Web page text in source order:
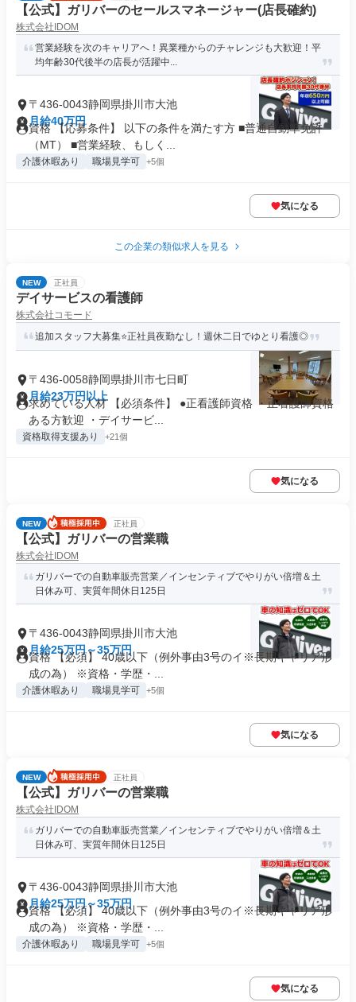
【公式】ガリバーのセールスマネージャー(店長確約)
株式会社IDOM
営業経験を次のキャリアへ！異業種からのチャレンジも大歓迎！平
均年齢30代後半の店長が活躍中...
〒436-0043静岡県掛川市大池
月給40万円
資格 【応募条件】 以下の条件を満たす方 ■普通自動車免許
（MT） ■営業経験、もしく...
介護休暇あり 職場見学可 +5個
気になる
この企業の類似求人を見る
NEW 正社員
デイサービスの看護師
株式会社コモード
追加スタッフ大募集⭐正社員夜勤なし！週休二日でゆとり看護◎
〒436-0058静岡県掛川市七日町
月給23万円以上
求めている人材 【必須条件】 ●正看護師資格 ・正看護師資格
ある方歓迎 ・デイサービ...
資格取得支援あり +21個
気になる
NEW 正社員
【公式】ガリバーの営業職
株式会社IDOM
ガリバーでの自動車販売営業／インセンティブでやりがい倍増＆土
日休み可、実質年間休日125日
〒436-0043静岡県掛川市大池
月給25万円～35万円
資格 【必須】 40歳以下（例外事由3号のイ※長期キャリア形
成の為） ※資格・学歴・...
介護休暇あり 職場見学可 +5個
気になる
NEW 正社員
【公式】ガリバーの営業職
株式会社IDOM
ガリバーでの自動車販売営業／インセンティブでやりがい倍増＆土
日休み可、実質年間休日125日
〒436-0043静岡県掛川市大池
月給25万円～35万円
資格 【必須】 40歳以下（例外事由3号のイ※長期キャリア形
成の為） ※資格・学歴・...
介護休暇あり 職場見学可 +5個
気になる